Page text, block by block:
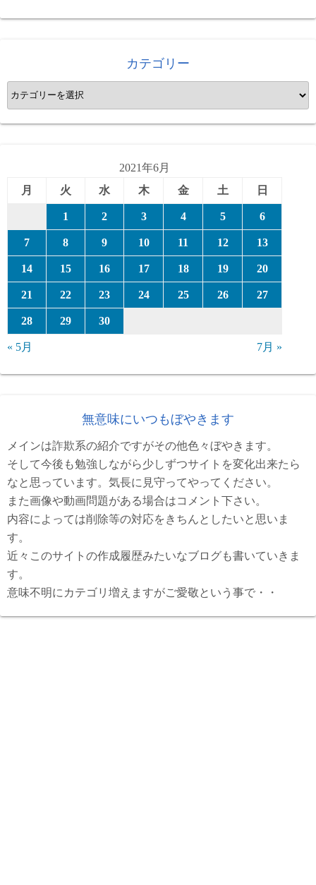
カテゴリー
カ
テ
ゴ
2021年6月
月
火 水 木 金 土 日
1 2 3 4 5 6
7 8 9 10 11 12 13
14 15 16 17 18 19 20
21 22 23 24 25 26 27
28 29 30
« 5月 7月 »
無意味にいつもぼやきます
メインは詐欺系の紹介ですがその他色々ぼやきます。
そして今後も勉強しながら少しずつサイトを変化出来たら
なと思っています。気長に見守ってやってください。
また画像や動画問題がある場合はコメント下さい。
内容によっては削除等の対応をきちんとしたいと思いま
す。
近々このサイトの作成履歴みたいなブログも書いていきま
す。
意味不明にカテゴリ増えますがご愛敬という事で・・